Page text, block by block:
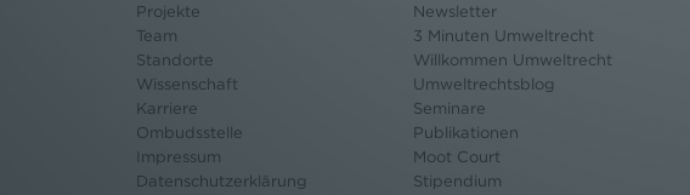
Projekte
Team
Standorte
Wissenschaft
Karriere
Ombudsstelle
Impressum
Datenschutzerklärung
Newsletter
3 Minuten Umweltrecht
Willkommen Umweltrecht
Umweltrechtsblog
Seminare
Publikationen
Moot Court
Stipendium